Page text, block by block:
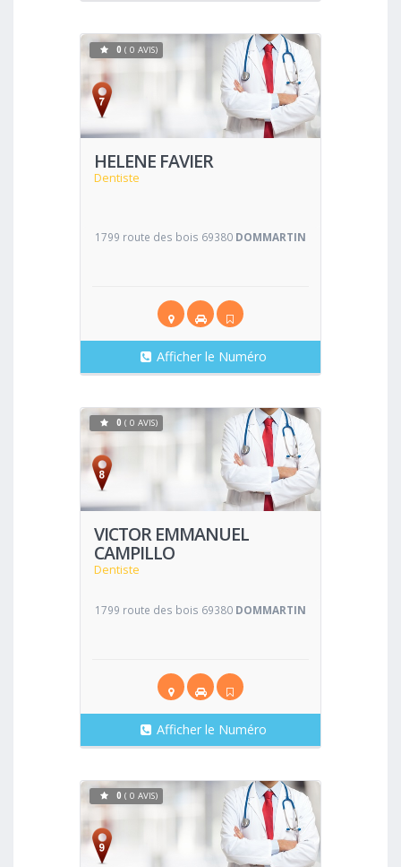
HELENE FAVIER
Dentiste
Voir
0 ( 0 AVIS)
1799 route des bois 69380 DOMMARTIN
Afficher le Numéro
VICTOR EMMANUEL
CAMPILLO
Dentiste
Voir
0 ( 0 AVIS)
1799 route des bois 69380 DOMMARTIN
Afficher le Numéro
Voir
0 ( 0 AVIS)